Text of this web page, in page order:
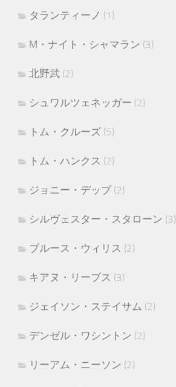
タランティーノ (1)
M・ナイト・シャマラン (3)
北野武 (2)
シュワルツェネッガー (2)
トム・クルーズ (5)
トム・ハンクス (2)
ジョニー・デップ(2)
シルヴェスター・スタローン (3)
ブルース・ウィリス (2)
キアヌ・リーブス (3)
ジェイソン・ステイサム (2)
デンゼル・ワシントン (2)
リーアム・ニーソン (2)